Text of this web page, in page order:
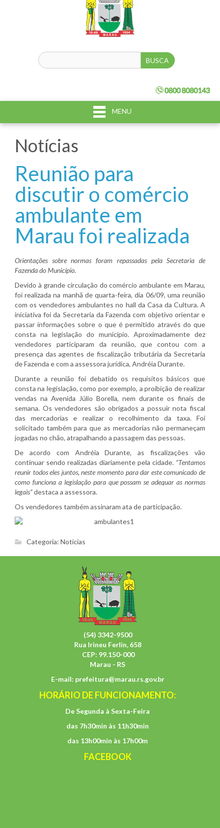
MENU
Notícias
Reunião para
discutir o comércio
ambulante em
Marau foi realizada
Orientações sobre normas foram repassadas pela Secretaria de
Fazenda do Município.
Devido à grande circulação do comércio ambulante em Marau,
foi realizada na manhã de quarta-feira, dia 06/09, uma reunião
com os vendedores ambulantes no hall da Casa da Cultura. A
iniciativa foi da Secretaria da Fazenda com objetivo orientar e
passar informações sobre o que é permitido através do que
consta na legislação do município. Aproximadamente dez
vendedores participaram da reunião, que contou com a
presença das agentes de fiscalização tributária da Secretaria
de Fazenda e com a assessora jurídica, Andréia Durante.
Durante a reunião foi debatido os requisitos básicos que
consta na legislação, como por exemplo, a proibição de realizar
vendas na Avenida Júlio Borella, nem durante os finais de
semana. Os vendedores são obrigados a possuir nota fiscal
das mercadorias e realizar o recolhimento da taxa. Foi
solicitado também para que as mercadorias não permaneçam
jogadas no chão, atrapalhando a passagem das pessoas.
De acordo com Andréia Durante, as fiscalizações vão
continuar sendo realizadas diariamente pela cidade. “Tentamos
reunir todos eles juntos, neste momento para dar este comunicado de
como funciona a legislação para que possam se adequar as normas
legais”destaca a assessora.
Os vendedores também assinaram ata de participação.
Categoria: Notícias
(54) 3342-9500
Rua Irineu Ferlin, 658
CEP: 99.150-000
Marau - RS
E-mail: prefeitura@marau.rs.gov.br
HORÁRIO DE FUNCIONAMENTO:
De Segunda à Sexta-Feira
das 7h30min às 11h30min
das 13h00min às 17h00m
FACEBOOK